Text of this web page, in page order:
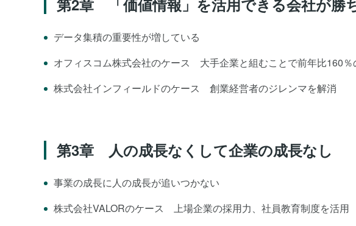
第2章 「価値情報」を活用できる会社が勝
データ集積の重要性が増している
オフィスコム株式会社のケース 大手企業と組むことで前年比160％
株式会社インフィールドのケース 創業経営者のジレンマを解消
第3章 人の成長なくして企業の成長なし
事業の成長に人の成長が追いつかない
株式会社VALORのケース 上場企業の採用力、社員教育制度を活用